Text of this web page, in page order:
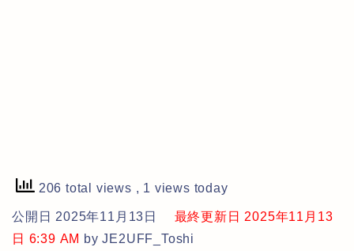
206 total views , 1 views today
公開日 2025年11月13日
最終更新日 2025年11月13
日 6:39 AM by JE2UFF_Toshi